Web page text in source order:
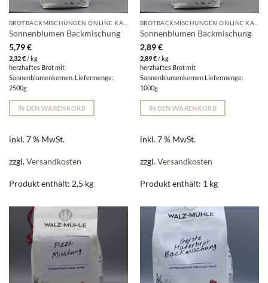
Sonnenblumen Backmischung
5,79€
2,32€/ kg
herzhaftes Brot mit
Sonnenblumenkernen. Liefermenge:
2500g
IN DEN WARENKORB
inkl. 7 % MwSt.
zzgl.Versandkosten
Produkt enthält: 2,5 kg
Sonnenblumen Backmischung
2,89€
2,89€/ kg
herzhaftes Brot mit
Sonnenblumenkernen Liefermenge:
1000g
IN DEN WARENKORB
inkl. 7 % MwSt.
zzgl.Versandkosten
Produkt enthält: 1 kg